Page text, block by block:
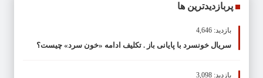
پربازدیدترین ها
بازدید: 4,646
سریال خونسرد با پایانی باز . تکلیف ادامه «خون سرد» چیست؟
بازدید: 3,098